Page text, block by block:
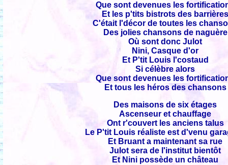
Que sont devenues les
Et les p'tits bistrots des
C'était l'décor de toutes les
Des jolies chansons de naguère
Où sont donc Julot
Nini, Casque d'or
Et P'tit Louis l'costaud
Si célèbre alors
Que sont devenues les
Et tous les héros des chansons
Des maisons de six étages
Ascenseur et chauffage
Ont r'couvert les anciens talus
Le P'tit Louis réaliste est d'venu
Et Bruant a maintenant sa rue
Julot sera de l'institut bientôt
Et Nini possède un château